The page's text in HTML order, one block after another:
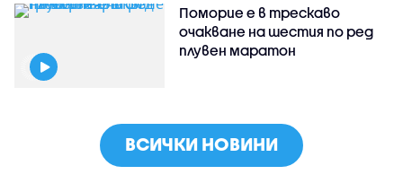
Поморие е в трескаво
очакване на шестия по ред
плувен маратон
ВСИЧКИ НОВИНИ